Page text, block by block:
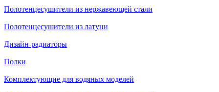
Полотенцесушители из нержавеющей стали
Полотенцесушители из латуни
Дизайн-радиаторы
Полки
Комплектующие для водяных моделей